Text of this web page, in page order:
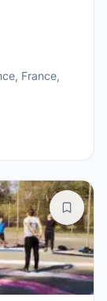
France,